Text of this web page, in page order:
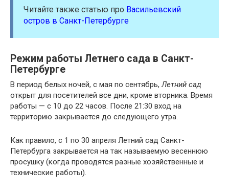
Читайте также статью про Васильевский
остров в Санкт-Петербурге
Режим работы Летнего сада в Санкт-
Петербурге
В период белых ночей, с мая по сентябрь,Летний сад
открыт для посетителей все дни, кроме вторника. Время
работы — с 10 до 22 часов. После 21:30 вход на
территорию закрывается до следующего утра.
Как правило, с 1 по 30 апреля Летний сад Санкт-
Петербурга закрывается на так называемую весеннюю
просушку (когда проводятся разные хозяйственные и
технические работы).